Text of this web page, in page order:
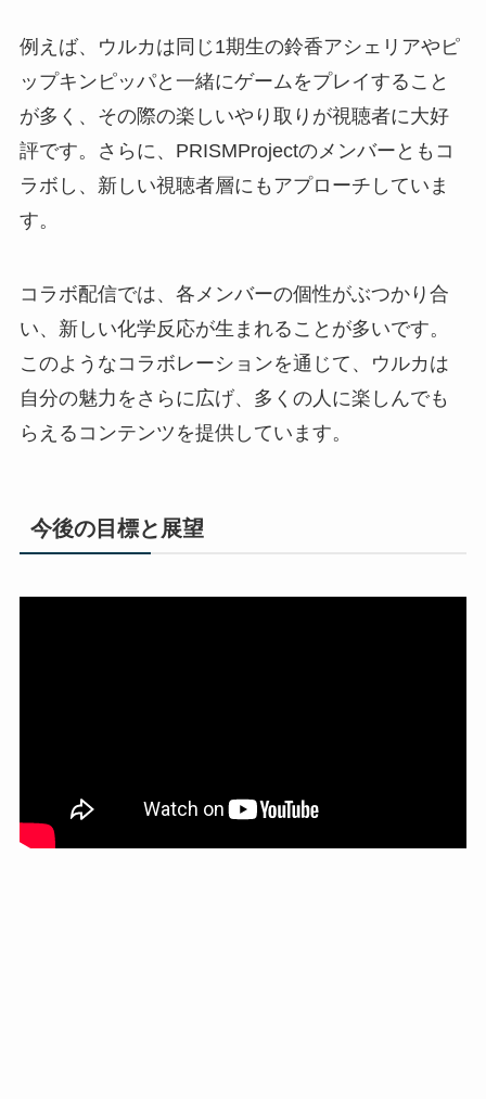
例えば、ウルカは同じ1期生の鈴香アシェリアやピ
ップキンピッパと一緒にゲームをプレイすること
が多く、その際の楽しいやり取りが視聴者に大好
評です。さらに、PRISMProjectのメンバーともコ
ラボし、新しい視聴者層にもアプローチしていま
す。
コラボ配信では、各メンバーの個性がぶつかり合
い、新しい化学反応が生まれることが多いです。
このようなコラボレーションを通じて、ウルカは
自分の魅力をさらに広げ、多くの人に楽しんでも
らえるコンテンツを提供しています。
今後の目標と展望